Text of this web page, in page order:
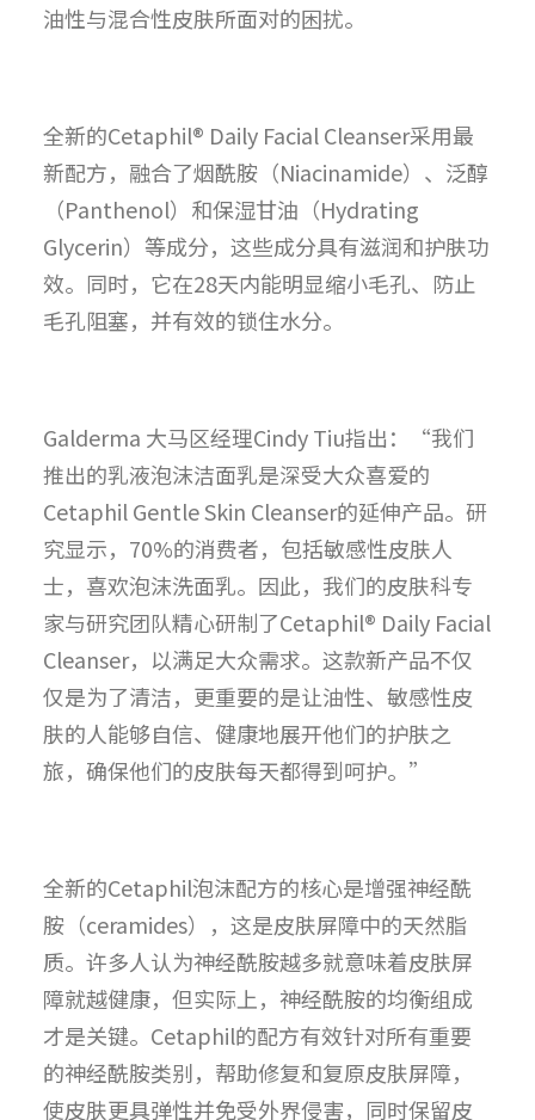
油性与混合性皮肤所面对的困扰。
全新的Cetaphil® Daily Facial Cleanser采用最
新配方，融合了烟酰胺（Niacinamide）、泛醇
（Panthenol）和保湿甘油（Hydrating
Glycerin）等成分，这些成分具有滋润和护肤功
效。同时，它在28天内能明显缩小毛孔、防止
毛孔阻塞，并有效的锁住水分。
Galderma 大马区经理Cindy Tiu指出：“我们
推出的乳液泡沫洁面乳是深受大众喜爱的
Cetaphil Gentle Skin Cleanser的延伸产品。研
究显示，70%的消费者，包括敏感性皮肤人
士，喜欢泡沫洗面乳。因此，我们的皮肤科专
家与研究团队精心研制了Cetaphil® Daily Facial
Cleanser，以满足大众需求。这款新产品不仅
仅是为了清洁，更重要的是让油性、敏感性皮
肤的人能够自信、健康地展开他们的护肤之
旅，确保他们的皮肤每天都得到呵护。”
全新的Cetaphil泡沫配方的核心是增强神经酰
胺（ceramides），这是皮肤屏障中的天然脂
质。许多人认为神经酰胺越多就意味着皮肤屏
障就越健康，但实际上，神经酰胺的均衡组成
才是关键。Cetaphil的配方有效针对所有重要
的神经酰胺类别，帮助修复和复原皮肤屏障，
使皮肤更具弹性并免受外界侵害，同时保留皮